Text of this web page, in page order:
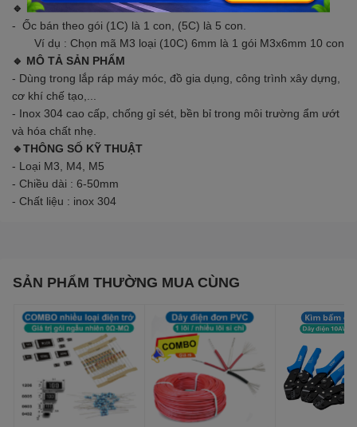
🔹 LƯU Ý
- Ốc bán theo gói (1C) là 1 con, (5C) là 5 con.
Ví dụ : Chọn mã M3 loại (10C) 6mm là 1 gói M3x6mm 10 con
🔹 MÔ TẢ SẢN PHẨM
- Dùng trong lắp ráp máy móc, đồ gia dụng, công trình xây dựng,
cơ khí chế tạo,...
- Inox 304 cao cấp, chống gỉ sét, bền bỉ trong môi trường ẩm ướt
và hóa chất nhẹ.
🔹THÔNG SỐ KỸ THUẬT
- Loại M3, M4, M5
- Chiều dài : 6-50mm
- Chất liệu : inox 304
SẢN PHẨM THƯỜNG MUA CÙNG